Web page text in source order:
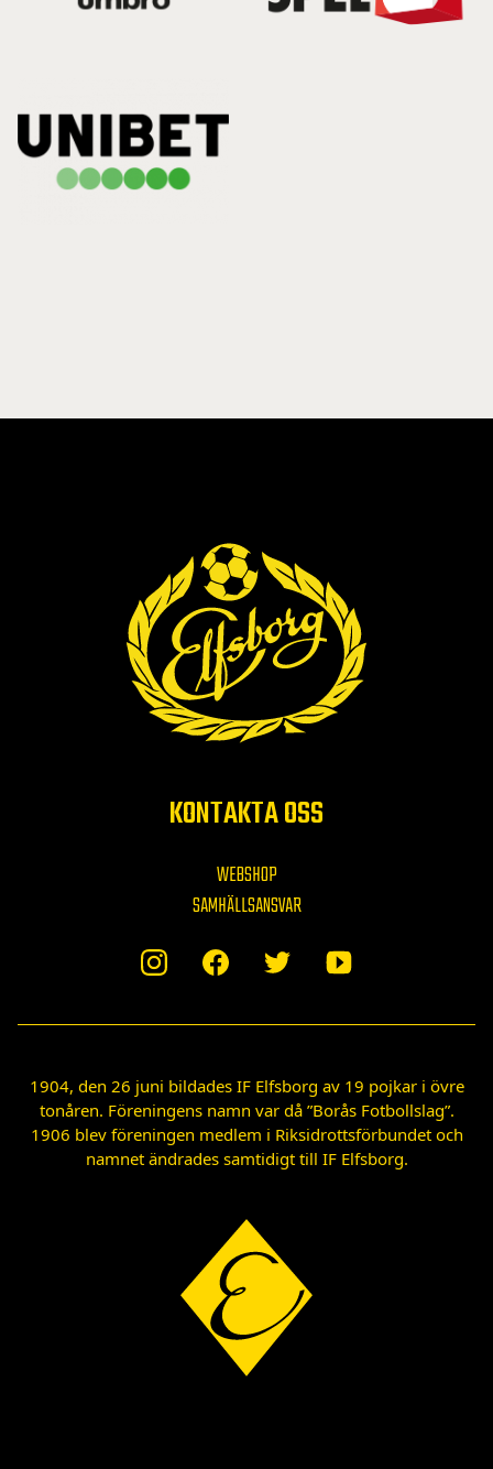
KONTAKTA OSS
WEBSHOP
SAMHÄLLSANSVAR
1904, den 26 juni bildades IF Elfsborg av 19 pojkar i övre
tonåren. Föreningens namn var då ”Borås Fotbollslag”.
1906 blev föreningen medlem i Riksidrottsförbundet och
namnet ändrades samtidigt till IF Elfsborg.